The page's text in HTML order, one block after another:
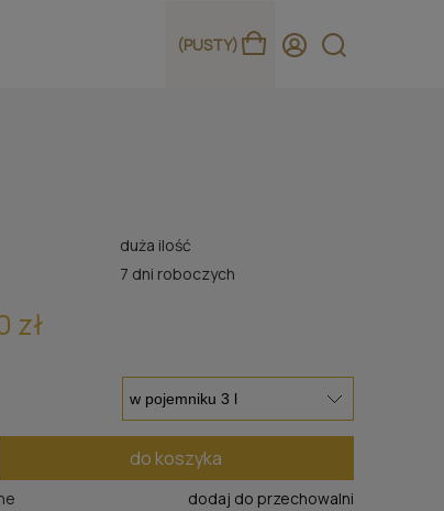
(PUSTY)
duża ilość
7 dni roboczych
zł
do koszyka
dodaj do przechowalni